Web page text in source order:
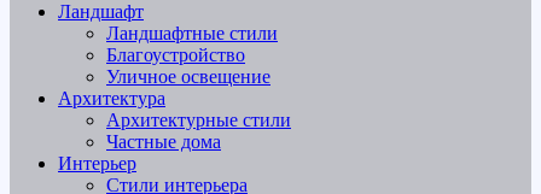
Ландшафт
Ландшафтные стили
Благоустройство
Уличное освещение
Архитектура
Архитектурные стили
Частные дома
Интерьер
Стили интерьера